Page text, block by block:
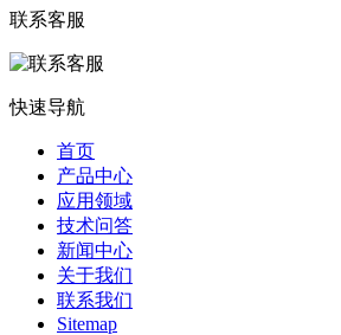
联系客服
快速导航
首页
产品中心
应用领域
技术问答
新闻中心
关于我们
联系我们
Sitemap